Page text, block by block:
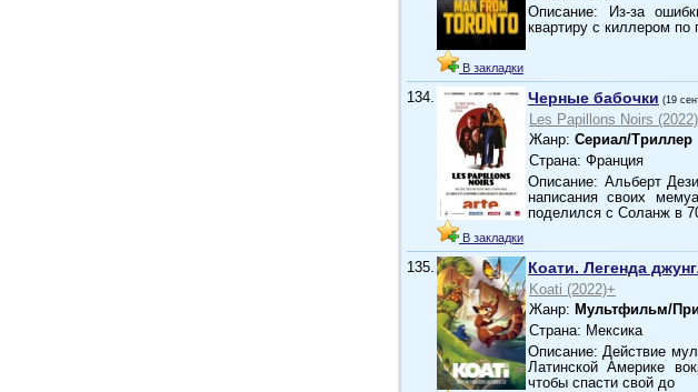
В закладки
Описание: Из-за
квартиру с киллером
134.
В закладки
Черные бабочки (19
Les Papillons Noirs
Жанр: Сериал/Триллер
Страна: Франция
Описание: Альберт
написания своих
поделился с Соланж в
135. Коати. Легенда
Koati (2022)+
Жанр: Мультфильм/
Страна: Мексика
Описание: Действие
Латинской Америке
чтобы спасти свой до